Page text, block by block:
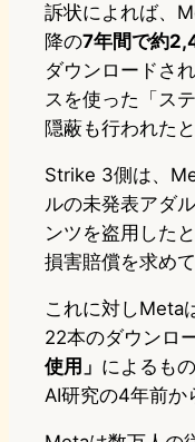
訴状によれば、
降の7年間で約
ダウンロードさ
スを使った「ス
隠蔽も行われたと
Strike 3側は、
ルの未発表アダ
ンツを盗用した
損害賠償を求めて
これに対しMeta
22本のダウンロ
使用」 によるも
AI研究の4年前か